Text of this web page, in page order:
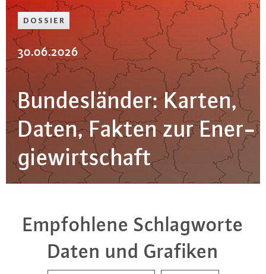
DOSSIER
30.06.2026
Bun­des­län­der: Karten,
Daten, Fakten zur En­er­
gie­wirt­schaft
Empfohlene Schlagworte
Daten und Grafiken